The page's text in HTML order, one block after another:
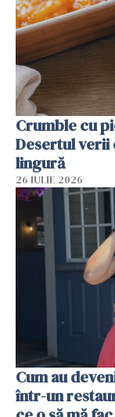
Crumble cu
Desertul verii
lingură
26 IULIE 2026
Cum au
într-un